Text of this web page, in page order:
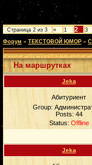
Страница 2 из 3 « 1 2 3
Форум » ТЕКСТОВОЙ ЮМОР »
На маршрутках
Jeka
Абитуриент
Group:
Posts: 44
Status: Offline
Jeka